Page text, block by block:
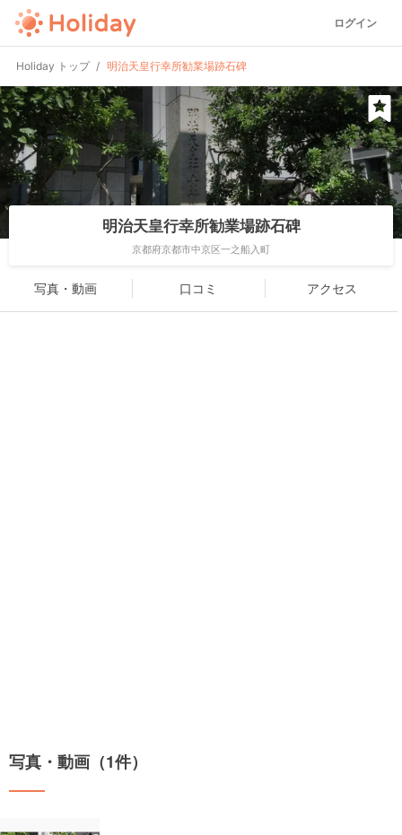
ログイン
Holiday トップ 明治天皇行幸所勧業場跡石碑
明治天皇行幸所勧業場跡石碑
京都府京都市中京区一之船入町
写真・動画 口コミ アクセス
写真・動画（1件）